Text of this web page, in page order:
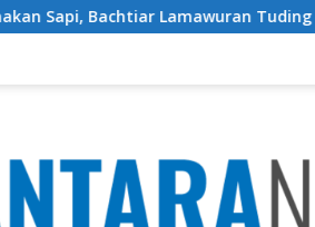
Tuding Pemda Flotim